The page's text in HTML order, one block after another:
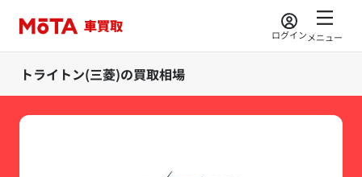
ログインメニュー
トライトン(三菱)の買取相場